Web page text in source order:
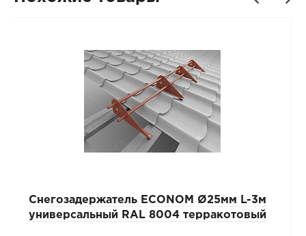
Снегозадержатель ECONOM Ø25мм L-3м
универсальный RAL 8004 терракотовый